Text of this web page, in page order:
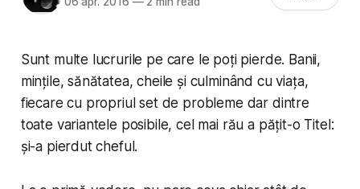
Sunt multe lucrurile pe care le poți pierde. Banii,
mințile, sănătatea, cheile și culminând cu viața,
fiecare cu propriul set de probleme dar dintre
toate variantele posibile, cel mai rău a pățit-o Titel:
și-a pierdut cheful.